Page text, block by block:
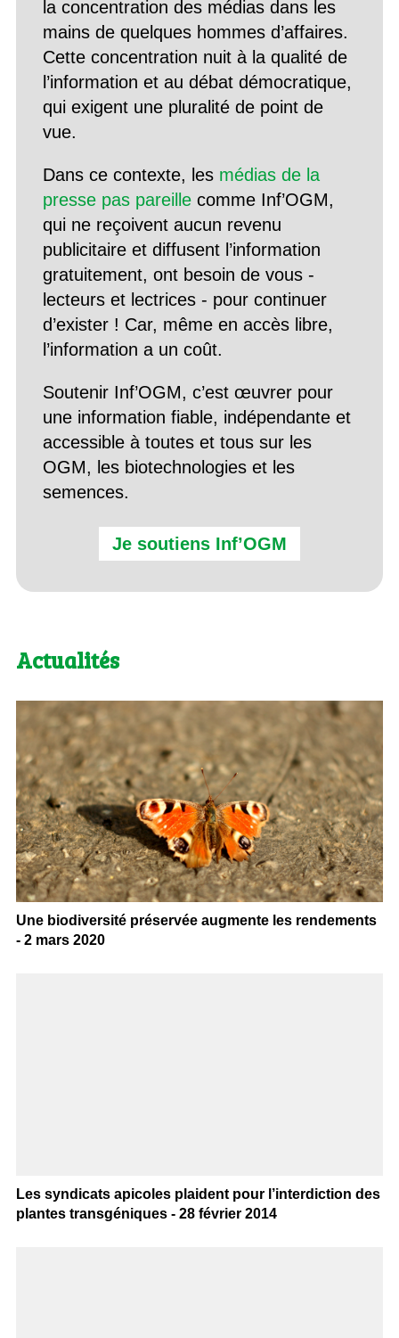
la concentration des médias dans les
mains de quelques hommes d’affaires.
Cette concentration nuit à la qualité de
l’information et au débat démocratique,
qui exigent une pluralité de point de
vue.
Dans ce contexte, les médias de la
presse pas pareillecomme Inf’OGM,
qui ne reçoivent aucun revenu
publicitaire et diffusent l’information
gratuitement, ont besoin de vous -
lecteurs et lectrices - pour continuer
d’exister ! Car, même en accès libre,
l’information a un coût.
Soutenir Inf’OGM, c’est œuvrer pour
une information fiable, indépendante et
accessible à toutes et tous sur les
OGM, les biotechnologies et les
semences.
Je soutiens Inf’OGM
Actualités
Une biodiversité préservée augmente les rendements
- 2 mars 2020
Les syndicats apicoles plaident pour l’interdiction des
plantes transgéniques - 28 février 2014